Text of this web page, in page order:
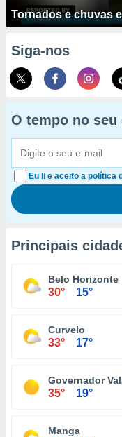
Tornados e chuvas
Siga-nos
O tempo no seu
Eu li e aceito a política
Principais
Belo Horizonte
30° 15°
Curvelo
33° 17°
Governador
35° 19°
Manga